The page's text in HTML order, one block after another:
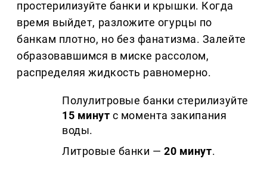
простерилизуйте банки и крышки. Когда
время выйдет, разложите огурцы по
банкам плотно, но без фанатизма. Залейте
образовавшимся в миске рассолом,
распределяя жидкость равномерно.
Полулитровые банки стерилизуйте
15 минут с момента закипания
воды.
Литровые банки —20 минут.